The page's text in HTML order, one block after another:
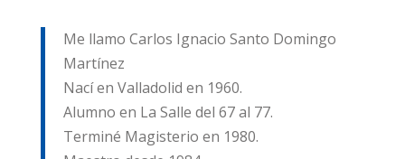
Me llamo Carlos Ignacio Santo Domingo
Martínez
Nací en Valladolid en 1960.
Alumno en La Salle del 67 al 77.
Terminé Magisterio en 1980.